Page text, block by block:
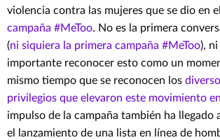
violencia contra las mujeres que se dio en
campaña #MeToo. No es la primera
(ni siquiera la primera campaña #MeToo),
importante reconocer esto como un
mismo tiempo que se reconocen los
privilegios que elevaron este movimiento
impulso de la campaña también ha llegado
el lanzamiento de una lista en línea de